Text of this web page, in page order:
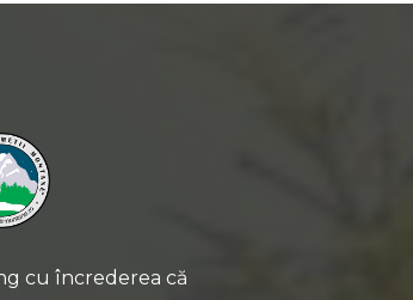
cu încrederea că